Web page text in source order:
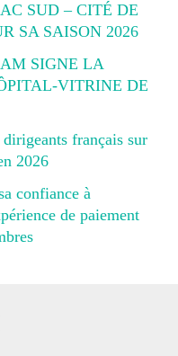
SUD – CITÉ DE
SA SAISON 2026
SIGNE LA
VITRINE DE
français sur
2026
confiance à
de paiement